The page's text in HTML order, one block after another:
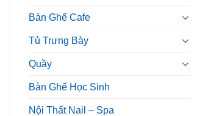
Bàn Ghế Cafe
Tủ Trưng Bày
Quầy
Bàn Ghế Học Sinh
Nội Thất Nail – Spa